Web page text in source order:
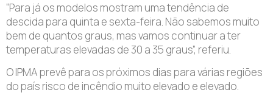
“Para já os modelos mostram uma tendência de
descida para quinta e sexta-feira. Não sabemos muito
bem de quantos graus, mas vamos continuar a ter
temperaturas elevadas de 30 a 35 graus”, referiu.
O IPMA prevê para os próximos dias para várias regiões
do país risco de incêndio muito elevado e elevado.